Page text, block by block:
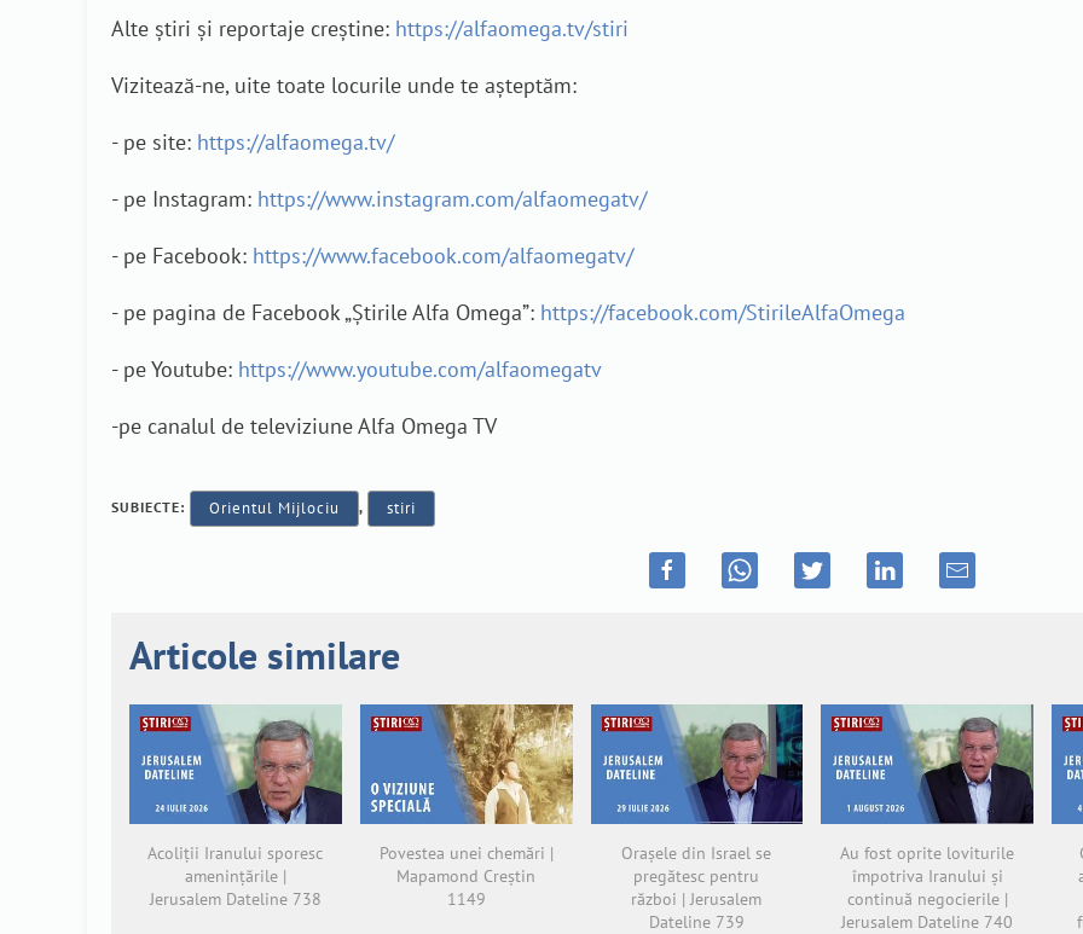
Alte știri și reportaje creștine: https://alfaomega.tv/stiri
Vizitează-ne, uite toate locurile unde te așteptăm:
- pe site: https://alfaomega.tv/
- pe Instagram: https://www.instagram.com/alfaomegatv/
- pe Facebook: https://www.facebook.com/alfaomegatv/
- pe pagina de Facebook „Știrile Alfa Omega”: https://facebook.com/StirileAlfaOmega
- pe Youtube: https://www.youtube.com/alfaomegatv
-pe canalul de televiziune Alfa Omega TV
SUBIECTE: Orientul Mijlociu , stiri
Articole similare
Acoliții Iranului sporesc
amenințările |
Jerusalem Dateline 738
Povestea unei chemări |
Mapamond Creștin
1149
Orașele din Israel se
pregătesc pentru
război | Jerusalem
Dateline 739
Au fost oprite loviturile
împotriva Iranului și
continuă negocierile |
Jerusalem Dateline 740